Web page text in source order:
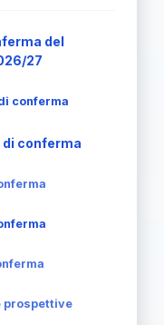
del
27
conferma
di conferma
prospettive